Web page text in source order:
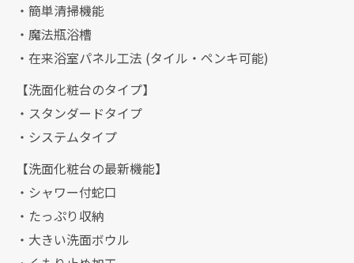
・簡単清掃機能
・魔法瓶浴槽
・在来浴室パネル工法 (タイル・ペンキ可能)
【洗面化粧台のタイプ】
・スタンダードタイプ
・システムタイプ
【洗面化粧台の最新機能】
・シャワー付蛇口
・たっぷり収納
・大きい洗面ボウル